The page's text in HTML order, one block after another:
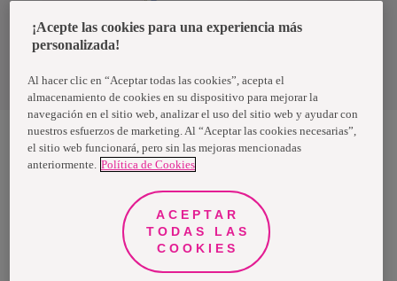
Términos y condiciones
Nosotras, una marca de Essity - una compañía global líder en
mundo, utilizan nuestros productos, servicios y soluciones. Nuestro
propósito es romper barreras por el bienestar en beneficio de
consumidores, pacientes, cuidadores, clientes y la sociedad en
general. Vendemos en aproximadamente 150 países bajo las
principales marcas globales TENA y Tork, así como otras marcas
como Actimove, Cutimed, JOBST, Knix, Leukoplast, Libero, Libresse,
Lotus, Modibodi, Nosotras, Saba, Tempo, TOM Organic y Zewa. En
¡Acepte las cookies para una experiencia más
personalizada!
Al hacer clic en “Aceptar todas las cookies”, acepta el
almacenamiento de cookies en su dispositivo para mejorar la
navegación en el sitio web, analizar el uso del sitio web y ayudar con
nuestros esfuerzos de marketing. Al “Aceptar las cookies necesarias”,
el sitio web funcionará, pero sin las mejoras mencionadas
anteriormente. Política de Cookies
ACEPTAR
TODAS LAS
COOKIES